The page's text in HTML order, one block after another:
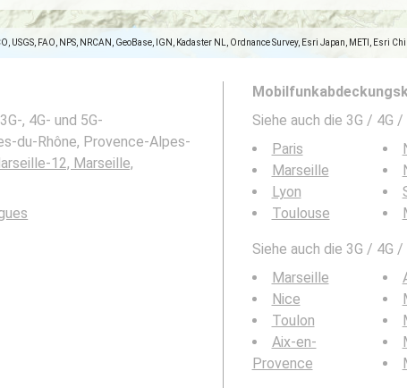
USGS, FAO, NPS, NRCAN, GeoBase, IGN, Kadaster NL, Ordnance Survey, Esri Japan, METI, Esri
, 4G- und 5G-
du-Rhône, Provence-Alpes-
12, Marseille,
Siehe auch die 3G / 4G
Paris
Marseille
Lyon
Toulouse
Siehe auch die 3G / 4G
Marseille
Nice
Toulon
Aix-en-
Provence